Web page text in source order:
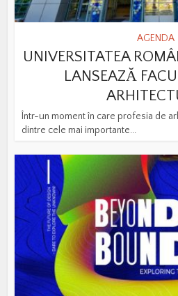
AGENDA
UNIVERSITATEA
LANSEAZĂ
Într-un moment în care profesia de
dintre cele mai importante...